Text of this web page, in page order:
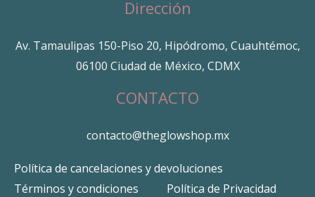
Dirección
Av. Tamaulipas 150-Piso 20, Hipódromo, Cuauhtémoc,
06100 Ciudad de México, CDMX
CONTACTO
contacto@theglowshop.mx
Política de cancelaciones y devoluciones
Términos y condiciones
Política de Privacidad